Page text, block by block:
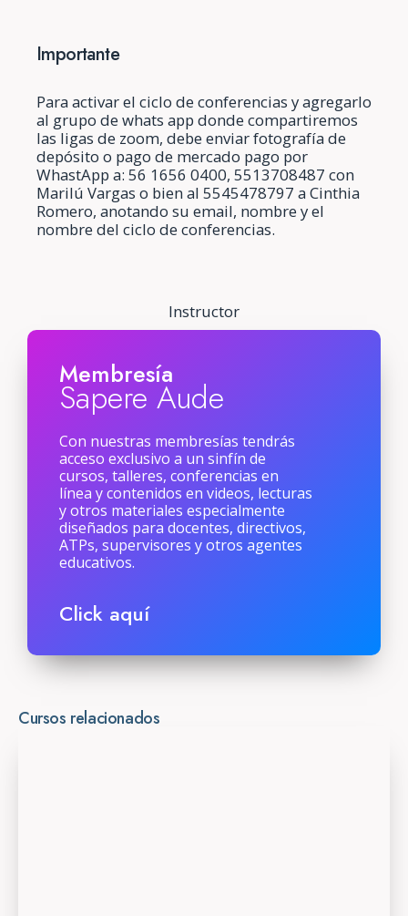
Instructor
Importante
Para activar el ciclo de conferencias y agregarlo
al grupo de whats app donde compartiremos
las ligas de zoom, debe enviar fotografía de
depósito o pago de mercado pago por
WhastApp a: 56 1656 0400, 5513708487 con
Marilú Vargas o bien al 5545478797 a Cinthia
Romero, anotando su email, nombre y el
nombre del ciclo de conferencias.
Membresía
Sapere Aude
Con nuestras membresías tendrás
acceso exclusivo a un sinfín de
cursos, talleres, conferencias en
línea y contenidos en videos, lecturas
y otros materiales especialmente
diseñados para docentes, directivos,
ATPs, supervisores y otros agentes
educativos.
Click aquí
Cursos relacionados